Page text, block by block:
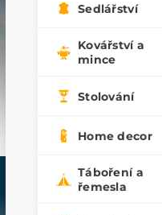
Sedlářství
Kovářství a
mince
Stolování
Home decor
Táboření a
řemesla